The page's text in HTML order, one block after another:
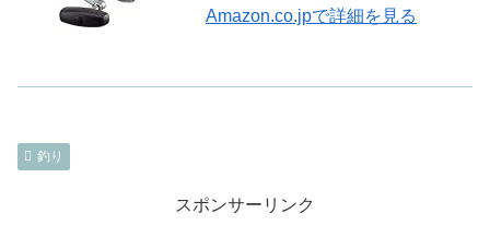
Amazon.co.jpで詳細を見る
釣り
スポンサーリンク